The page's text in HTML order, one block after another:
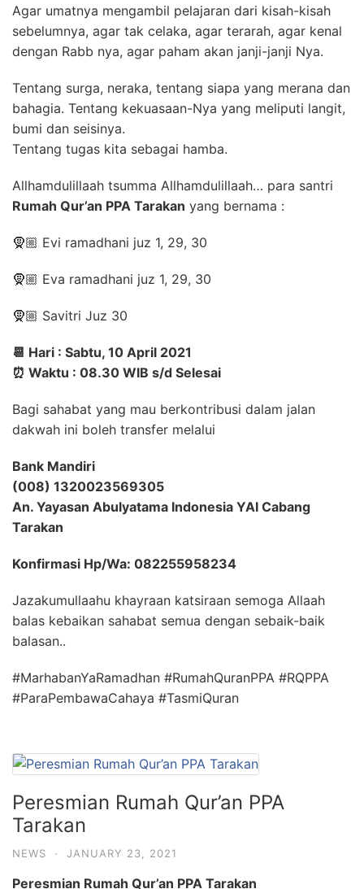
Agar umatnya mengambil pelajaran dari kisah-kisah
sebelumnya, agar tak celaka, agar terarah, agar kenal
dengan Rabb nya, agar paham akan janji-janji Nya.
Tentang surga, neraka, tentang siapa yang merana dan
bahagia. Tentang kekuasaan-Nya yang meliputi langit,
bumi dan seisinya.
Tentang tugas kita sebagai hamba.
Allhamdulillaah tsumma Allhamdulillaah… para santri
Rumah Qur’an PPA Tarakan yang bernama :
🧕🏼 Evi ramadhani juz 1, 29, 30
🧕🏼 Eva ramadhani juz 1, 29, 30
🧕🏼 Savitri Juz 30
📆 Hari : Sabtu, 10 April 2021
⏰ Waktu : 08.30 WIB s/d Selesai
Bagi sahabat yang mau berkontribusi dalam jalan
dakwah ini boleh transfer melalui
Bank Mandiri
(008) 1320023569305
An. Yayasan Abulyatama Indonesia YAI Cabang
Tarakan
Konfirmasi Hp/Wa: 082255958234
Jazakumullaahu khayraan katsiraan semoga Allaah
balas kebaikan sahabat semua dengan sebaik-baik
balasan..
#MarhabanYaRamadhan #RumahQuranPPA #RQPPA
#ParaPembawaCahaya #TasmiQuran
Peresmian Rumah Qur’an PPA
Tarakan
NEWS · JANUARY 23, 2021
Peresmian Rumah Qur’an PPA Tarakan